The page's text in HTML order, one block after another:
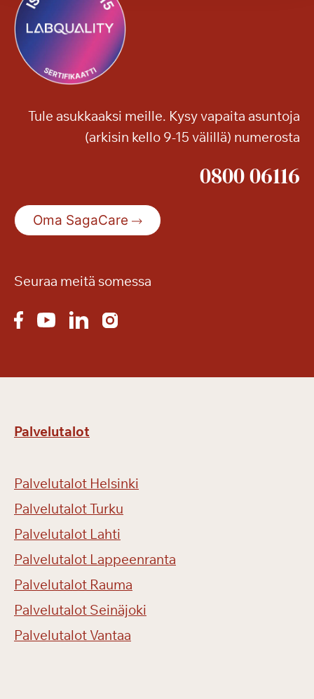
n
n
s
Tule asukkaaksi meille. Kysy vapaita asuntoja
(arkisin kello 9-15 välillä) numerosta
0800 06116
Oma SagaCare
Seuraa meitä somessa
Palvelutalot
Palvelutalot Helsinki
Palvelutalot Turku
Palvelutalot Lahti
Palvelutalot Lappeenranta
Palvelutalot Rauma
Palvelutalot Seinäjoki
Palvelutalot Vantaa